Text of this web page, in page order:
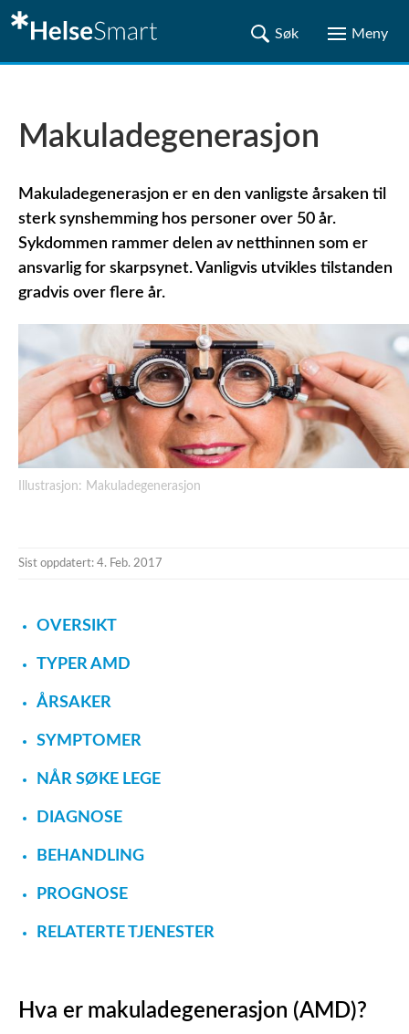
Makuladegenerasjon
Makuladegenerasjon er en den vanligste årsaken til
sterk synshemming hos personer over 50 år.
Sykdommen rammer delen av netthinnen som er
ansvarlig for skarpsynet. Vanligvis utvikles tilstanden
gradvis over flere år.
Illustrasjon: Makuladegenerasjon
Sist oppdatert: 4. Feb. 2017
OVERSIKT
TYPER AMD
ÅRSAKER
SYMPTOMER
NÅR SØKE LEGE
DIAGNOSE
BEHANDLING
PROGNOSE
RELATERTE TJENESTER
Hva er makuladegenerasjon (AMD)?